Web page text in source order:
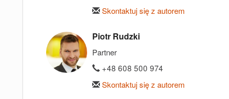
Skontaktuj się z autorem
Piotr Rudzki
Partner
+48 608 500 974
Skontaktuj się z autorem